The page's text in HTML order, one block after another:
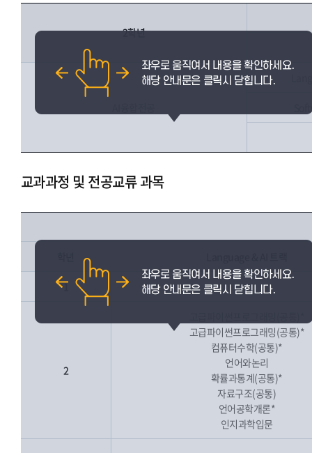
2학년
교과과정 및 전공교류 과목
1
2
고급파이썬프로그래밍(공통)*
컴퓨터수학(공통)*
언어와논리
확률과통계(공통)*
자료구조(공통)
언어공학개론*
인지과학입문